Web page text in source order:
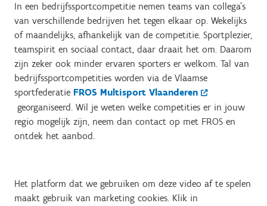
In een bedrijfssportcompetitie nemen teams van collega’s
van verschillende bedrijven het tegen elkaar op. Wekelijks
of maandelijks, afhankelijk van de competitie. Sportplezier,
teamspirit en sociaal contact, daar draait het om. Daarom
zijn zeker ook minder ervaren sporters er welkom. Tal van
bedrijfssportcompetities worden via de Vlaamse
sportfederatie FROS Multisport Vlaanderen
georganiseerd. Wil je weten welke competities er in jouw
regio mogelijk zijn, neem dan contact op met FROS en
ontdek het aanbod.
Het platform dat we gebruiken om deze video af te spelen
maakt gebruik van marketing cookies. Klik in